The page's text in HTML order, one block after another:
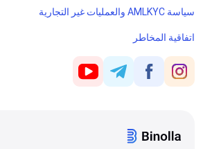
سياسة AMLKYC والعمليات غير التجارية
اتفاقية المخاطر